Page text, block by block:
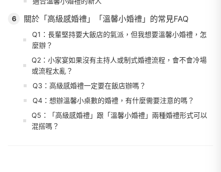
6 關於「高級感婚禮」「溫馨小婚禮」的常見FAQ
Q1：長輩堅持要大飯店的氣派，但我想要溫馨小婚禮，怎
麼辦？
Q2：小家宴如果沒有主持人或制式婚禮流程，會不會冷場
或流程太亂？
Q3：高級感婚禮一定要在飯店辦嗎？
Q4：想辦溫馨小桌數的婚禮，有什麼需要注意的嗎？
Q5：「高級感婚禮」跟「溫馨小婚禮」兩種婚禮形式可以
混搭嗎？